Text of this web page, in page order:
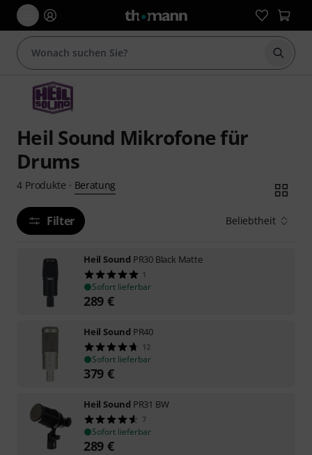
Suche
Heil Sound Mikrofone für
Drums
4 Produkte · Beratung
Filter Beliebtheit
Heil Sound PR30 Black Matte
1
Sofort lieferbar
289 €
Heil Sound PR40
12
Sofort lieferbar
379 €
Heil Sound PR31 BW
7
Sofort lieferbar
289 €